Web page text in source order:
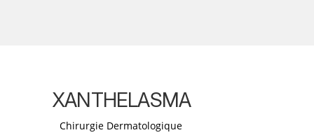
XANTHELASMA
Chirurgie Dermatologique